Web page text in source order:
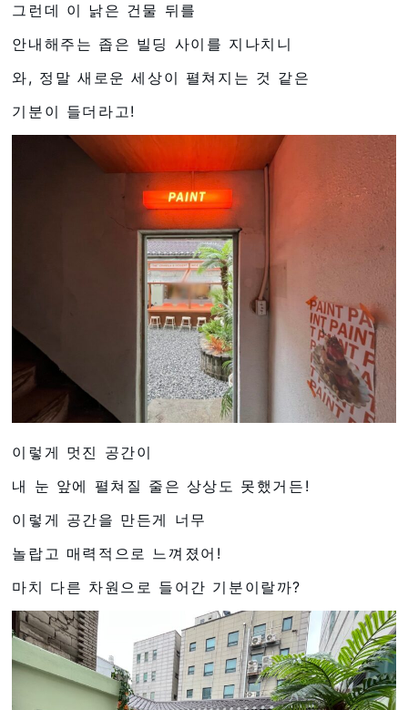
그런데 이 낡은 건물 뒤를
안내해주는 좁은 빌딩 사이를 지나치니
와, 정말 새로운 세상이 펼쳐지는 것 같은
기분이 들더라고!
이렇게 멋진 공간이
내 눈 앞에 펼쳐질 줄은 상상도 못했거든!
이렇게 공간을 만든게 너무
놀랍고 매력적으로 느껴졌어!
마치 다른 차원으로 들어간 기분이랄까?